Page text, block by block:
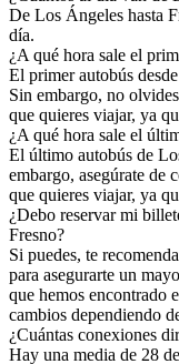
De Los Ángeles hasta
día.
¿A qué hora sale el
El primer autobús
Sin embargo, no
que quieres viajar, ya
¿A qué hora sale el
El último autobús de
embargo, asegúrate de
que quieres viajar, ya
¿Debo reservar mi
Fresno?
Si puedes, te
para asegurarte un
que hemos encontrado
cambios dependiendo
¿Cuántas conexiones
Hay una media de 28